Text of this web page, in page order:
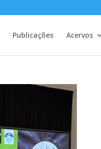
Publicações Acervos